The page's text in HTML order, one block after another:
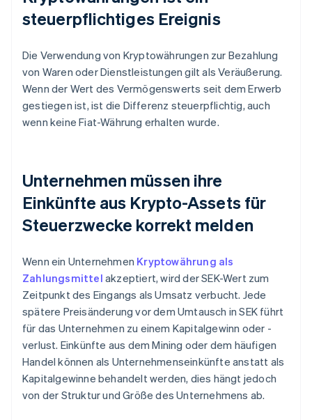
steuerpflichtiges Ereignis
Die Verwendung von Kryptowährungen zur Bezahlung
von Waren oder Dienstleistungen gilt als Veräußerung.
Wenn der Wert des Vermögenswerts seit dem Erwerb
gestiegen ist, ist die Differenz steuerpflichtig, auch
wenn keine Fiat-Währung erhalten wurde.
Unternehmen müssen ihre
Einkünfte aus Krypto-Assets für
Steuerzwecke korrekt melden
Wenn ein Unternehmen Kryptowährung als
Zahlungsmittel akzeptiert, wird der SEK-Wert zum
Zeitpunkt des Eingangs als Umsatz verbucht. Jede
spätere Preisänderung vor dem Umtausch in SEK führt
für das Unternehmen zu einem Kapitalgewinn oder -
verlust. Einkünfte aus dem Mining oder dem häufigen
Handel können als Unternehmenseinkünfte anstatt als
Kapitalgewinne behandelt werden, dies hängt jedoch
von der Struktur und Größe des Unternehmens ab.